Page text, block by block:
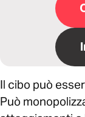
Il cibo può
Può